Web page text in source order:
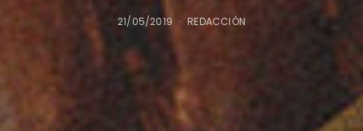
21/05/2019 REDACCIÓN